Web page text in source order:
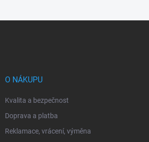
O NÁKUPU
Kvalita a bezpečnost
Doprava a platba
Reklamace, vrácení, výměna